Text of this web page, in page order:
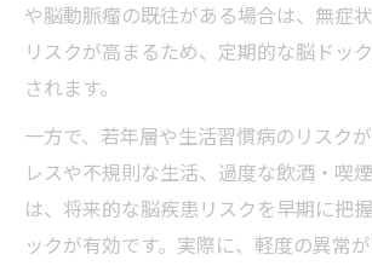
や脳動脈瘤の既往がある場合は、無症
リスクが高まるため、定期的な脳ドッ
されます。
一方で、若年層や生活習慣病のリスク
レスや不規則な生活、過度な飲酒・喫
は、将来的な脳疾患リスクを早期に把
ックが有効です。実際に、軽度の異常が